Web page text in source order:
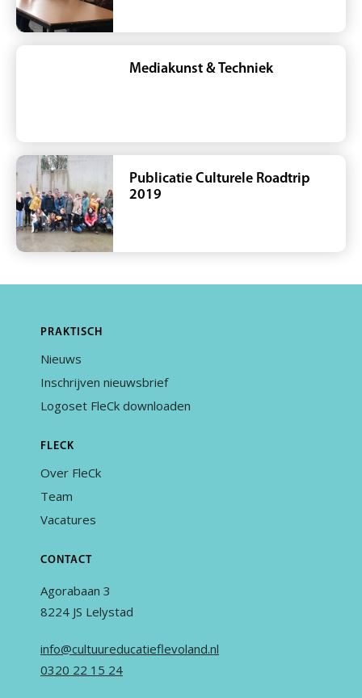
Mediakunst & Techniek
Publicatie Culturele Roadtrip
2019
PRAKTISCH
Nieuws
Inschrijven nieuwsbrief
Logoset FleCk downloaden
FLECK
Over FleCk
Team
Vacatures
CONTACT
Agorabaan 3
8224 JS Lelystad
info@cultuureducatieflevoland.nl
0320 22 15 24